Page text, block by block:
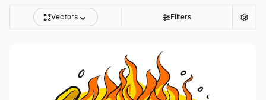
Vectors Filters